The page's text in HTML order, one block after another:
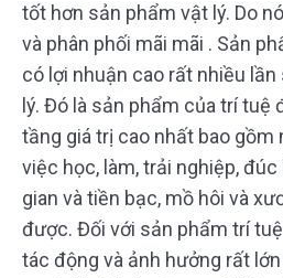
tốt hơn sản phẩm vật lý. Do
và phân phối mãi mãi . Sản
có lợi nhuận cao rất nhiều
lý. Đó là sản phẩm của trí tuệ
tầng giá trị cao nhất bao gồm
việc học, làm, trải nghiệp,
gian và tiền bạc, mồ hôi và
được. Đối với sản phẩm trí
tác động và ảnh hưởng rất